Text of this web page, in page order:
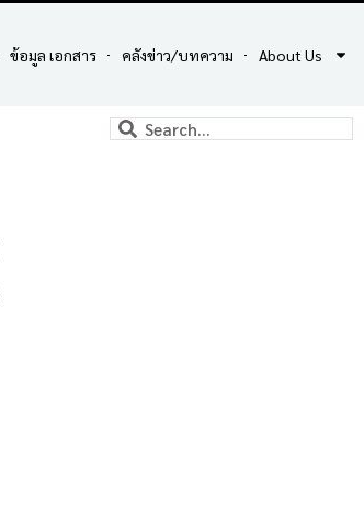
ข้อมูล เอกสาร คลังข่าว/บทความ About Us